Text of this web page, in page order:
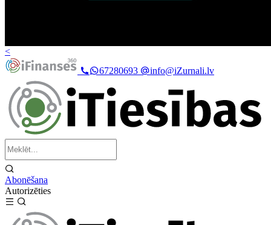
<
67280693
info@iZurnali.lv
Abonēšana
Autorizēties